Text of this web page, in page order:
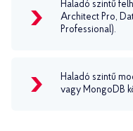
Haladó szintű
Architect Pro,
Professional).
Haladó szintű
vagy MongoDB